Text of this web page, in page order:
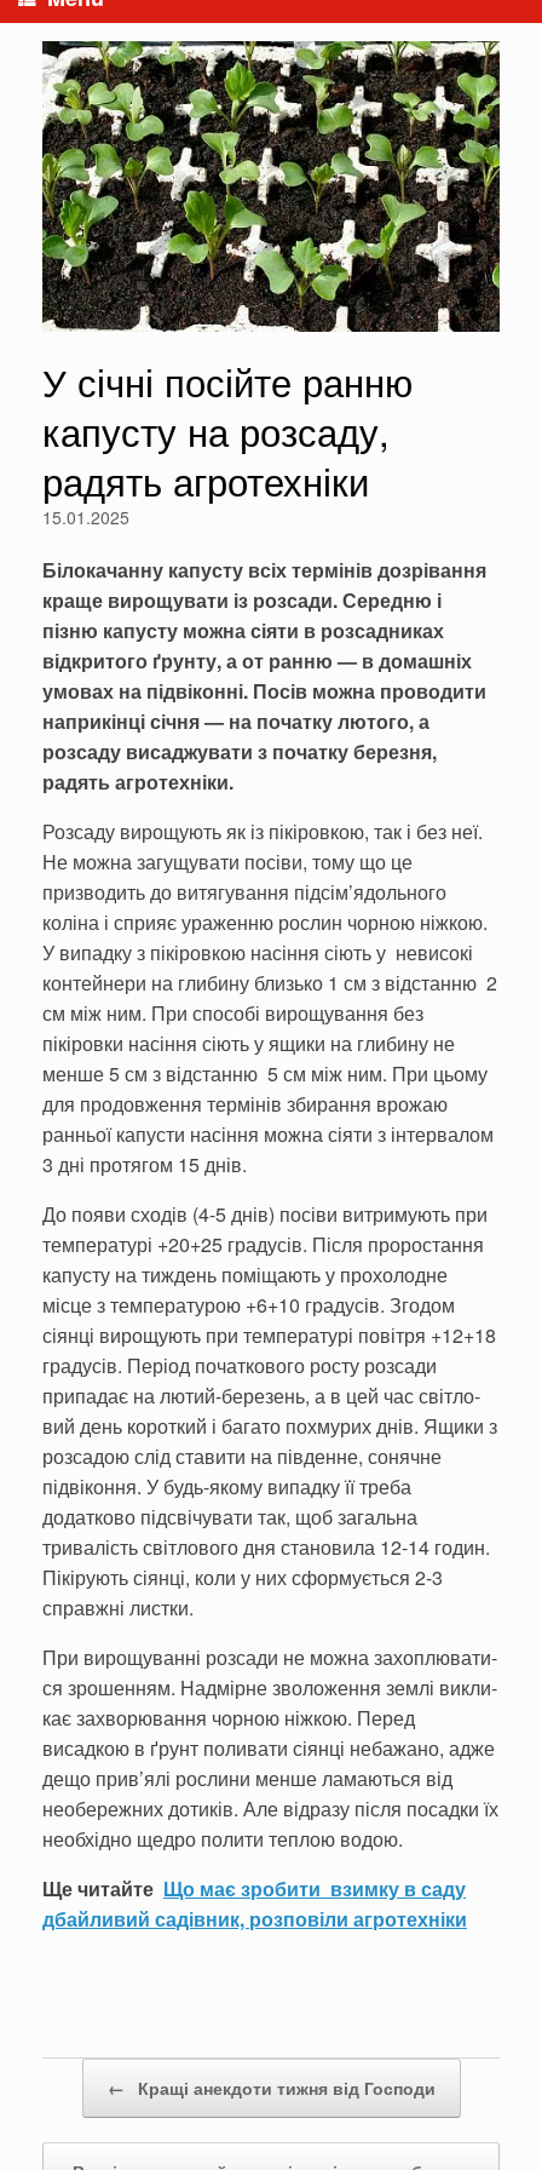
У січні посійте ранню
капусту на розсаду,
радять агротехніки
15.01.2025
Білокачанну капусту всіх термінів дозрі­вання
краще вирощу­вати із розсади. Середню і
пізню капусту можна сіяти в розсадниках
відкритого ґрун­ту, а от ранню — в домашніх
умовах на підвіконні. Посів можна проводити
наприкінці січня — на початку лютого, а
розсаду висаджувати з початку березня,
радять агротехніки.
Розсаду вирощують як із пікіровкою, так і без неї.
Не можна загущувати посіви, тому що це
призводить до витягування підсім’ядольного
коліна і сприяє ураженню рослин чорною ніжкою.
У випадку з пікіровкою насіння сіють у невисокі
контейнери на глибину близь­ко 1 см з відстанню 2
см між ним. При способі вирощу­вання без
пікіровки насіння сіють у ящики на глибину не
менше 5 см з відстанню 5 см між ним. При цьому
для продовження термінів збирання врожаю
ранньої капусти насіння можна сіяти з інтервалом
3 дні протягом 15 днів.
До появи сходів (4-5 днів) посіви витримують при
температурі +20+25 градусів. Після проростання
капусту на тиждень поміщають у прохо­лодне
місце з температурою +6+10 градусів. Згодом
сіян­ці вирощують при темпера­турі повітря +12+18
градусів. Період початкового росту розсади
припадає на лютий-березень, а в цей час світло­
вий день короткий і багато похмурих днів. Ящики з
розсадою слід ставити на південне, сонячне
підвікон­ня. У будь-якому випадку її треба
додатково підсвічувати так, щоб загальна
тривалість світлового дня становила 12-14 годин.
Пікірують сіянці, коли у них сформується 2-3
справжні листки.
При вирощуванні розса­ди не можна захоплювати­
ся зрошенням. Надмірне зволоження землі викли­
кає захворювання чорною ніжкою. Перед
висадкою в ґрунт поливати сіянці небажано, адже
дещо прив’ялі рослини менше ламаються від
необережних дотиків. Але відразу після посадки їх
необхідно щедро полити теплою водою.
Ще читайте Що має зробити взимку в саду
дбайливий садівник, розповіли агротехніки
← Кращі анекдоти тижня від Господи